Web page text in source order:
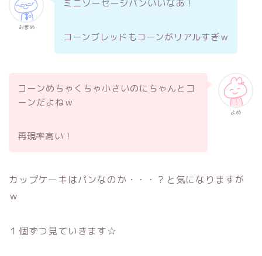
おまめ
ミニソーセージパンいいなあ！
コーンブレッドもコーンがリアルすぎｗ
よめ
コーンめちゃくちゃ小さいのにちゃんとコ
ーンだよねｗ
再現率高い！
カップケーキはパンなのか・・・？と気になりますが
ｗ
１個ずつ見ていきます☆